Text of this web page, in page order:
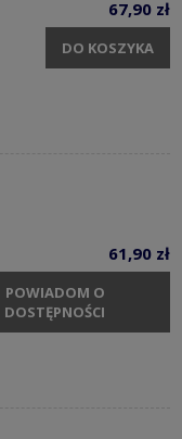
67,90 zł
DO KOSZYKA
61,90 zł
POWIADOM O
DOSTĘPNOŚCI